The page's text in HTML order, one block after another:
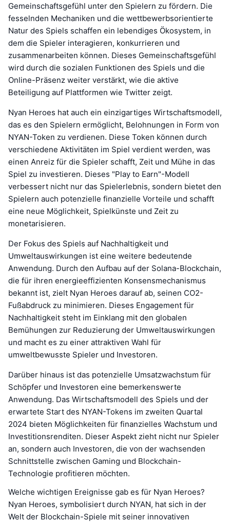
Gemeinschaftsgefühl unter den Spielern zu fördern. Die
fesselnden Mechaniken und die wettbewerbsorientierte
Natur des Spiels schaffen ein lebendiges Ökosystem, in
dem die Spieler interagieren, konkurrieren und
zusammenarbeiten können. Dieses Gemeinschaftsgefühl
wird durch die sozialen Funktionen des Spiels und die
Online-Präsenz weiter verstärkt, wie die aktive
Beteiligung auf Plattformen wie Twitter zeigt.
Nyan Heroes hat auch ein einzigartiges Wirtschaftsmodell,
das es den Spielern ermöglicht, Belohnungen in Form von
NYAN-Token zu verdienen. Diese Token können durch
verschiedene Aktivitäten im Spiel verdient werden, was
einen Anreiz für die Spieler schafft, Zeit und Mühe in das
Spiel zu investieren. Dieses "Play to Earn"-Modell
verbessert nicht nur das Spielerlebnis, sondern bietet den
Spielern auch potenzielle finanzielle Vorteile und schafft
eine neue Möglichkeit, Spielkünste und Zeit zu
monetarisieren.
Der Fokus des Spiels auf Nachhaltigkeit und
Umweltauswirkungen ist eine weitere bedeutende
Anwendung. Durch den Aufbau auf der Solana-Blockchain,
die für ihren energieeffizienten Konsensmechanismus
bekannt ist, zielt Nyan Heroes darauf ab, seinen CO2-
Fußabdruck zu minimieren. Dieses Engagement für
Nachhaltigkeit steht im Einklang mit den globalen
Bemühungen zur Reduzierung der Umweltauswirkungen
und macht es zu einer attraktiven Wahl für
umweltbewusste Spieler und Investoren.
Darüber hinaus ist das potenzielle Umsatzwachstum für
Schöpfer und Investoren eine bemerkenswerte
Anwendung. Das Wirtschaftsmodell des Spiels und der
erwartete Start des NYAN-Tokens im zweiten Quartal
2024 bieten Möglichkeiten für finanzielles Wachstum und
Investitionsrenditen. Dieser Aspekt zieht nicht nur Spieler
an, sondern auch Investoren, die von der wachsenden
Schnittstelle zwischen Gaming und Blockchain-
Technologie profitieren möchten.
Welche wichtigen Ereignisse gab es für Nyan Heroes?
Nyan Heroes, symbolisiert durch NYAN, hat sich in der
Welt der Blockchain-Spiele mit seiner innovativen